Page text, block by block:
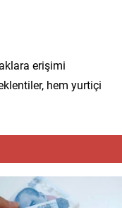
erişimi
hem yurtiçi